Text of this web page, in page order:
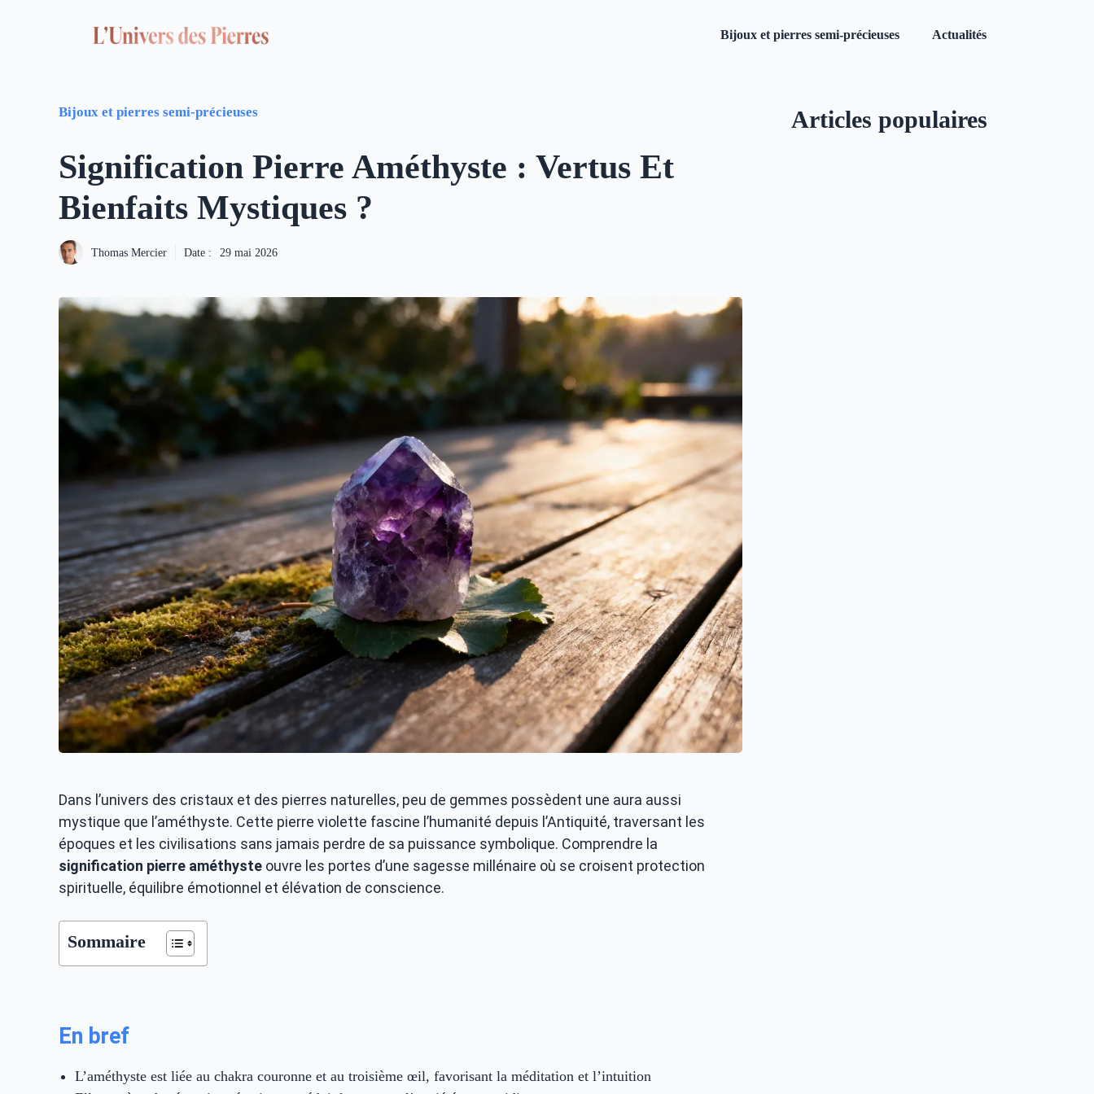
Bijoux et pierres semi-précieuses Actualités
Bijoux et pierres semi-précieuses
Signification Pierre Améthyste : Vertus Et
Bienfaits Mystiques ?
Thomas Mercier Date : 29 mai 2026
Dans l’univers des cristaux et des pierres naturelles, peu de gemmes possèdent une aura aussi
mystique que l’améthyste. Cette pierre violette fascine l’humanité depuis l’Antiquité, traversant les
époques et les civilisations sans jamais perdre de sa puissance symbolique. Comprendre la
signification pierre améthyste ouvre les portes d’une sagesse millénaire où se croisent protection
spirituelle, équilibre émotionnel et élévation de conscience.
Sommaire
En bref
L’améthyste est liée au chakra couronne et au troisième œil, favorisant la méditation et l’intuition
Articles populaires